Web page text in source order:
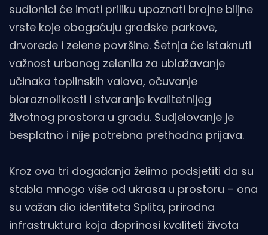
sudionici će imati priliku upoznati brojne biljne
vrste koje obogaćuju gradske parkove,
drvorede i zelene površine. Šetnja će istaknuti
važnost urbanog zelenila za ublažavanje
učinaka toplinskih valova, očuvanje
bioraznolikosti i stvaranje kvalitetnijeg
životnog prostora u gradu. Sudjelovanje je
besplatno i nije potrebna prethodna prijava.
Kroz ova tri događanja želimo podsjetiti da su
stabla mnogo više od ukrasa u prostoru – ona
su važan dio identiteta Splita, prirodna
infrastruktura koja doprinosi kvaliteti života